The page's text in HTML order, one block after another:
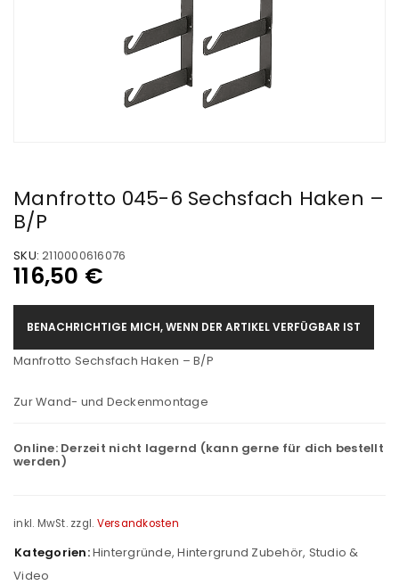
Manfrotto 045-6 Sechsfach Haken –
B/P
SKU: 2110000616076
116,50 €
BENACHRICHTIGE MICH, WENN DER ARTIKEL VERFÜGBAR IST
Manfrotto Sechsfach Haken – B/P
Zur Wand- und Deckenmontage
Online: Derzeit nicht lagernd (kann gerne für dich bestellt
werden)
inkl. MwSt. zzgl. Versandkosten
Kategorien:Hintergründe,Hintergrund Zubehör, Studio &
Video